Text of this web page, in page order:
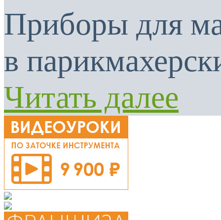
Приборы для
в
Читать далее